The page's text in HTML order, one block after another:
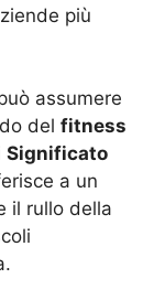
più
assumere
del fitness
Significato
a un
il rullo della